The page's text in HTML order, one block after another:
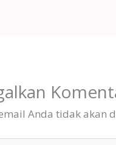
Anda tidak akan